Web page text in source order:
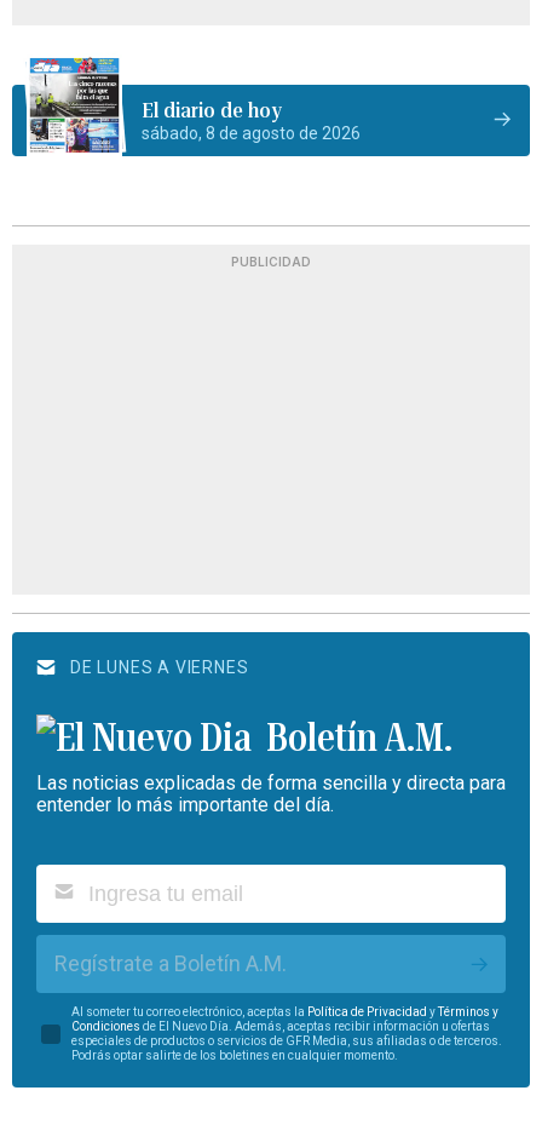
El diario de hoy
sábado, 8 de agosto de 2026
PUBLICIDAD
DE LUNES A VIERNES
Boletín A.M.
Las noticias explicadas de forma sencilla y directa para
entender lo más importante del día.
Regístrate a Boletín A.M.
Al someter tu correo electrónico, aceptas la Política de Privacidad yTérminos y
Condiciones de El Nuevo Día. Además, aceptas recibir información u ofertas
especiales de productos o servicios de GFR Media, sus afiliadas o de terceros.
Podrás optar salirte de los boletines en cualquier momento.